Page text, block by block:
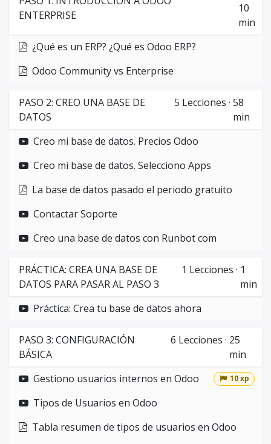
ENTERPRISE
10
min
¿Qué es un ERP? ¿Qué es Odoo ERP?
Odoo Community vs Enterprise
PASO 2: CREO UNA BASE DE
DATOS
5 Lecciones · 58
min
Creo mi base de datos. Precios Odoo
Creo mi base de datos. Selecciono Apps
La base de datos pasado el periodo gratuito
Contactar Soporte
Creo una base de datos con Runbot com
PRÁCTICA: CREA UNA BASE DE
DATOS PARA PASAR AL PASO 3
1 Lecciones · 1
min
Práctica: Crea tu base de datos ahora
PASO 3: CONFIGURACIÓN
BÁSICA
6 Lecciones · 25
min
Gestiono usuarios internos en Odoo
10 xp
Tipos de Usuarios en Odoo
Tabla resumen de tipos de usuarios en Odoo